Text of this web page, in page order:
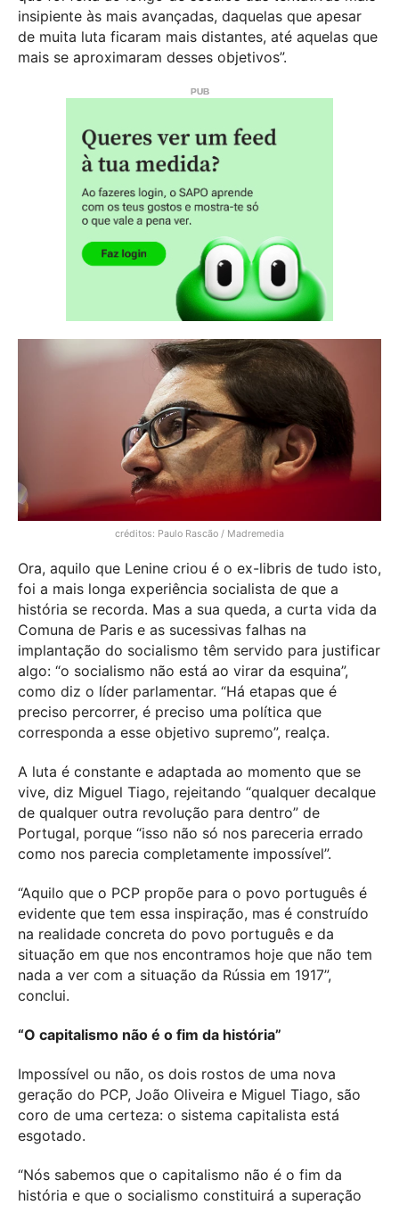
insipiente às mais avançadas, daquelas que apesar
de muita luta ficaram mais distantes, até aquelas que
mais se aproximaram desses objetivos”.
créditos: Paulo Rascão / Madremedia
Ora, aquilo que Lenine criou é o ex-libris de tudo isto,
foi a mais longa experiência socialista de que a
história se recorda. Mas a sua queda, a curta vida da
Comuna de Paris e as sucessivas falhas na
implantação do socialismo têm servido para justificar
algo: “o socialismo não está ao virar da esquina”,
como diz o líder parlamentar. “Há etapas que é
preciso percorrer, é preciso uma política que
corresponda a esse objetivo supremo”, realça.
A luta é constante e adaptada ao momento que se
vive, diz Miguel Tiago, rejeitando “qualquer decalque
de qualquer outra revolução para dentro” de
Portugal, porque “isso não só nos pareceria errado
como nos parecia completamente impossível”.
“Aquilo que o PCP propõe para o povo português é
evidente que tem essa inspiração, mas é construído
na realidade concreta do povo português e da
situação em que nos encontramos hoje que não tem
nada a ver com a situação da Rússia em 1917”,
conclui.
“O capitalismo não é o fim da história”
Impossível ou não, os dois rostos de uma nova
geração do PCP, João Oliveira e Miguel Tiago, são
coro de uma certeza: o sistema capitalista está
esgotado.
“Nós sabemos que o capitalismo não é o fim da
história e que o socialismo constituirá a superação